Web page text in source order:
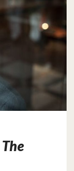
The